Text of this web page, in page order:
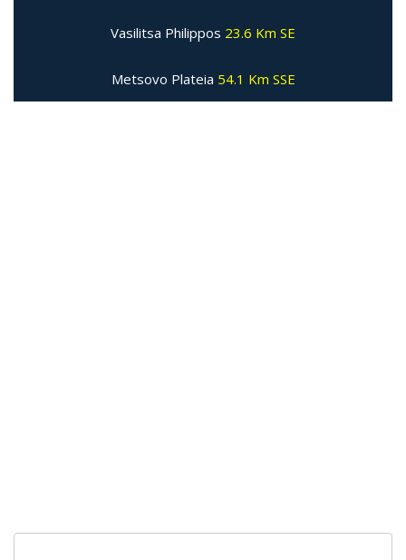
Vasilitsa Philippos 23.6 Km SE
Metsovo Plateia 54.1 Km SSE